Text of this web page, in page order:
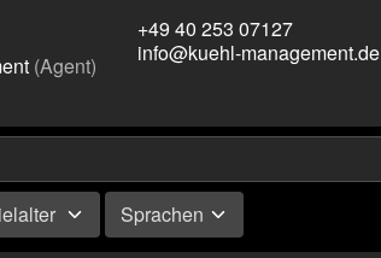
(Agent)
+49 40 253 07127
info@kuehl-management.de
Sprachen